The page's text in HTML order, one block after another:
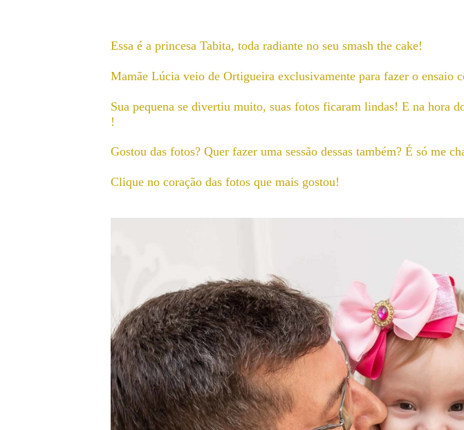
Essa é a princesa Tabita, toda radiante no seu smash the cake!
Mamãe Lúcia veio de Ortigueira exclusivamente para fazer o ensaio
Sua pequena se divertiu muito, suas fotos ficaram lindas! E na hora
!
Gostou das fotos? Quer fazer uma sessão dessas também? É só me
Clique no coração das fotos que mais gostou!